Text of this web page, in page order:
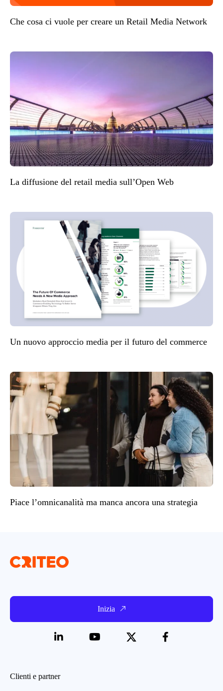
Che cosa ci vuole per creare un Retail Media Network
La diffusione del retail media sull’Open Web
Un nuovo approccio media per il futuro del commerce
Piace l’omnicanalità ma manca ancora una strategia
Inizia
Clienti e partner